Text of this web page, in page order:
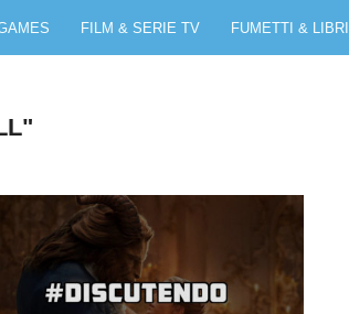
FILM & SERIE TV FUMETTI & LIBRI